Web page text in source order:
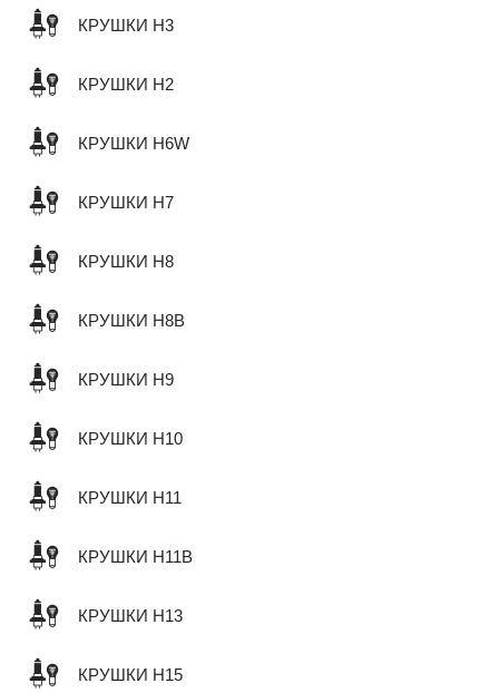
КРУШКИ H3
КРУШКИ H2
КРУШКИ H6W
КРУШКИ H7
КРУШКИ H8
КРУШКИ H8B
КРУШКИ H9
КРУШКИ H10
КРУШКИ H11
КРУШКИ H11B
КРУШКИ H13
КРУШКИ H15